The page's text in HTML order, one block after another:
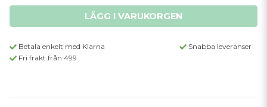
LÄGG I VARUKORGEN
Betala enkelt med Klarna
Snabba leveranser
Fri frakt från 499